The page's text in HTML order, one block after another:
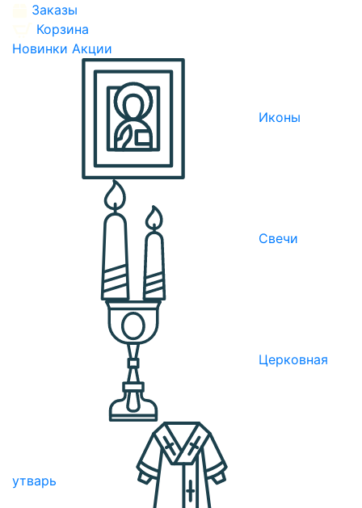
Заказы
Корзина
Новинки Акции
Иконы
Свечи
Церковная
утварь